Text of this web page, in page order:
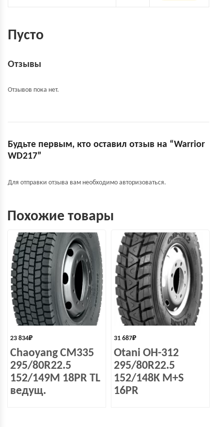
Пусто
Отзывы
Отзывов пока нет.
Будьте первым, кто оставил отзыв на “Warrior
WD217”
Для отправки отзыва вам необходимо авторизоваться.
Похожие товары
23 834₽
Chaoyang CM335
295/80R22.5
152/149M 18PR TL
ведущ.
31 687₽
Otani OH-312
295/80R22.5
152/148K M+S
16PR